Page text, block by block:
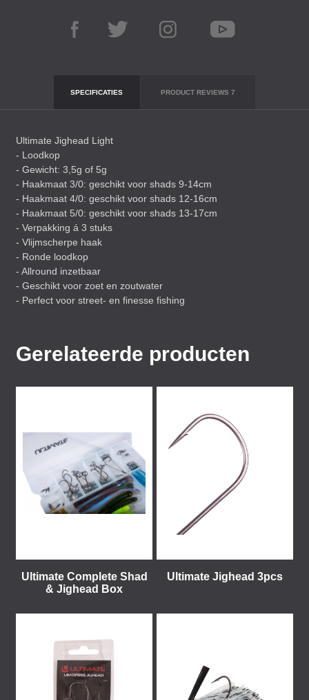
SPECIFICATIES PRODUCT REVIEWS 7
Ultimate Jighead Light
- Loodkop
- Gewicht: 3,5g of 5g
- Haakmaat 3/0: geschikt voor shads 9-14cm
- Haakmaat 4/0: geschikt voor shads 12-16cm
- Haakmaat 5/0: geschikt voor shads 13-17cm
- Verpakking á 3 stuks
- Vlijmscherpe haak
- Ronde loodkop
- Allround inzetbaar
- Geschikt voor zoet en zoutwater
- Perfect voor street- en finesse fishing
Gerelateerde producten
Ultimate Complete Shad
& Jighead Box
Ultimate Jighead 3pcs